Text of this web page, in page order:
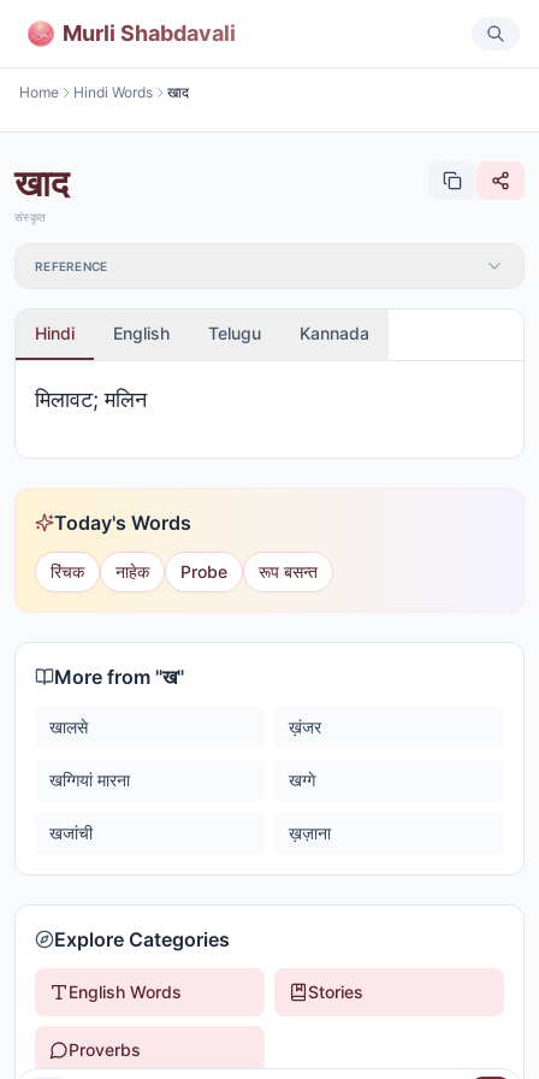
Murli Shabdavali
Home Hindi Words खाद
खाद
संस्कृत
REFERENCE
Hindi English Telugu Kannada
मिलावट; मलिन
Today's Words
रिंचक नाहेक Probe रूप बसन्त
More from "ख"
खालसे ख़ंजर
खग्गियां मारना खग्गे
खजांची ख़ज़ाना
Explore Categories
English Words Stories
Proverbs